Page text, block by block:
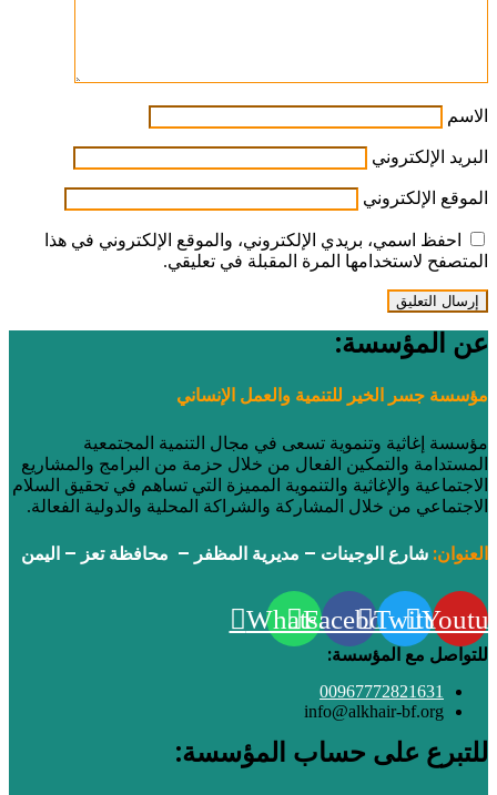
الاسم
البريد الإلكتروني
الموقع الإلكتروني
احفظ اسمي، بريدي الإلكتروني، والموقع الإلكتروني في هذا
المتصفح لاستخدامها المرة المقبلة في تعليقي.
عن المؤسسة:
مؤسسة جسر الخير للتنمية والعمل الإنساني
مؤسسة إغاثية وتنموية تسعى في مجال التنمية المجتمعية
المستدامة والتمكين الفعال من خلال حزمة من البرامج والمشاريع
الاجتماعية والإغاثية والتنموية المميزة التي تساهم في تحقيق السلام
الاجتماعي من خلال المشاركة والشراكة المحلية والدولية الفعالة.
العنوان: شارع الوجينات – مديرية المظفر – محافظة تعز – اليمن
Twitter
Facebook
Whatsapp
للتواصل مع المؤسسة:
00967772821631
info@alkhair-bf.org
للتبرع على حساب المؤسسة: